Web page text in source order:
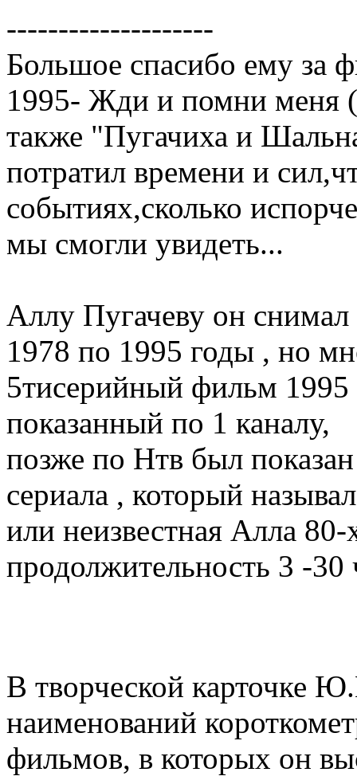
--------------------
Большое спасибо ему за
1995- Жди и помни меня
также "Пугачиха и
потратил времени и
событиях,сколько
мы смогли увидеть...
Аллу Пугачеву он снимал
1978 по 1995 годы , но
5тисерийный фильм
показанный по 1 каналу,
позже по Нтв был
сериала , который
или неизвестная Алла
продолжительность 3 -30
В творческой карточке
наименований
фильмов, в которых он